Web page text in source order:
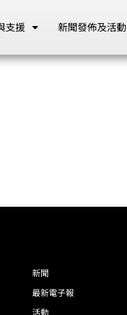
支援 新聞發佈及活動
新聞
最新電子報
活動